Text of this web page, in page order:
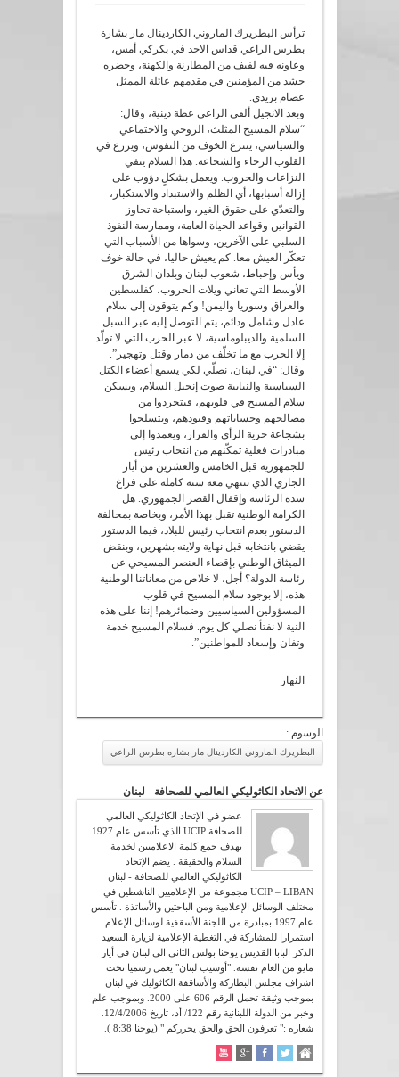
ترأس البطريرك الماروني الكاردينال مار بشارة
بطرس الراعي قداس الاحد في بكركي أمس،
وعاونه فيه لفيف من المطارنة والكهنة، وحضره
حشد من المؤمنين في مقدمهم عائلة الممثل
عصام بريدي.
وبعد الانجيل ألقى الراعي عظة دينية، وقال:
“سلام المسيح المثلث، الروحي والاجتماعي
والسياسي، ينتزع الخوف من النفوس، ويزرع في
القلوب الرجاء والشجاعة. هذا السلام ينفي
النزاعات والحروب. ويعمل بشكلٍ دؤوب على
إزالة أسبابها، أي الظلم والاستبداد والاستكبار،
والتعدّي على حقوق الغير، واستباحة تجاوز
القوانين وقواعد الحياة العامة، وممارسة النفوذ
السلبي على الآخرين، وسواها من الأسباب التي
تعكّر العيش معا. كم يعيش حاليا، في حالة خوف
ويأس وإحباط، شعوب لبنان وبلدان الشرق
الأوسط التي تعاني ويلات الحروب، كفلسطين
والعراق وسوريا واليمن! وكم يتوقون إلى سلام
عادل وشامل ودائم، يتم التوصل إليه عبر السبل
السلمية والديبلوماسية، لا عبر الحرب التي لا تولّد
إلا الحرب مع ما تخلّف من دمار وقتل وتهجير”.
وقال: “في لبنان، نصلّي لكي يسمع أعضاء الكتل
السياسية والنيابية صوت إنجيل السلام، ويسكن
سلام المسيح في قلوبهم، فيتجردوا من
مصالحهم وحساباتهم وقيودهم، ويتسلحوا
بشجاعة حرية الرأي والقرار، ويعمدوا إلى
مبادرات فعلية تمكّنهم من انتخاب رئيس
للجمهورية قبل الخامس والعشرين من أيار
الجاري الذي تنتهي معه سنة كاملة على فراغ
سدة الرئاسة وإقفال القصر الجمهوري. هل
الكرامة الوطنية تقبل بهذا الأمر، وبخاصة بمخالفة
الدستور بعدم انتخاب رئيس للبلاد، فيما الدستور
يقضي بانتخابه قبل نهاية ولايته بشهرين، وبنقض
الميثاق الوطني بإقصاء العنصر المسيحي عن
رئاسة الدولة؟ أجل، لا خلاص من معاناتنا الوطنية
هذه، إلا بوجود سلام المسيح في قلوب
المسؤولين السياسيين وضمائرهم! إننا على هذه
النية لا نفتأ نصلي كل يوم. فسلام المسيح خدمة
وتفان وإسعاد للمواطنين”.
النهار
الوسوم :
البطريرك الماروني الكاردينال مار بشاره بطرس الراعي
عن الاتحاد الكاثوليكي العالمي للصحافة - لبنان
عضو في الإتحاد الكاثوليكي العالمي
للصحافة UCIP الذي تأسس عام 1927
بهدف جمع كلمة الاعلاميين لخدمة
السلام والحقيقة . يضم الإتحاد
الكاثوليكي العالمي للصحافة - لبنان
UCIP – LIBAN مجموعة من الإعلاميين الناشطين في
مختلف الوسائل الإعلامية ومن الباحثين والأساتذة . تأسس
عام 1997 بمبادرة من اللجنة الأسقفية لوسائل الإعلام
استمرارا للمشاركة في التغطية الإعلامية لزيارة السعيد
الذكر البابا القديس يوحنا بولس الثاني الى لبنان في أيار
مايو من العام نفسه. "أوسيب لبنان" يعمل رسميا تحت
اشراف مجلس البطاركة والأساقفة الكاثوليك في لبنان
بموجب وثيقة تحمل الرقم 606 على 2000. وبموجب علم
شعاره :" تعرفون الحق والحق يحرركم " (يوحنا 8:38 ).